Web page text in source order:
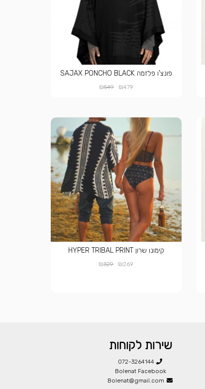
פונצ'ו פלזמה SAJAX PONCHO BLACK
₪479
₪549
קימונו שרון HYPER TRIBAL PRINT
₪269
₪329
שירות לקוחות
072-3264144
Bolenat Facebook
Bolenat@gmail.com